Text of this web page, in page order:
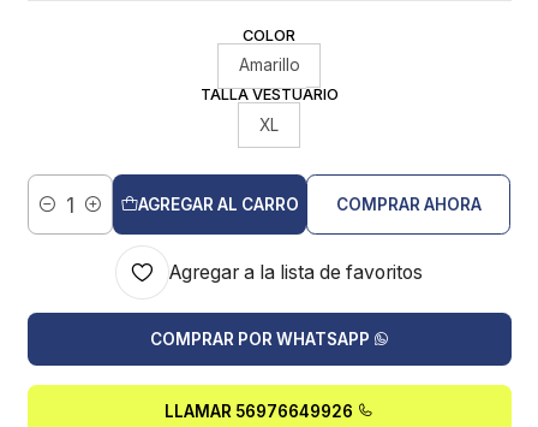
COLOR
Amarillo
TALLA VESTUARIO
XL
Cantidad
AGREGAR AL CARRO COMPRAR AHORA
Agregar a la lista de favoritos
COMPRAR POR WHATSAPP
LLAMAR 56976649926